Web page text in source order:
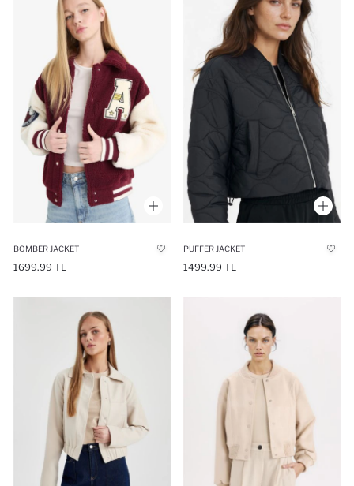
BOMBER JACKET
1699.99 TL
PUFFER JACKET
1499.99 TL